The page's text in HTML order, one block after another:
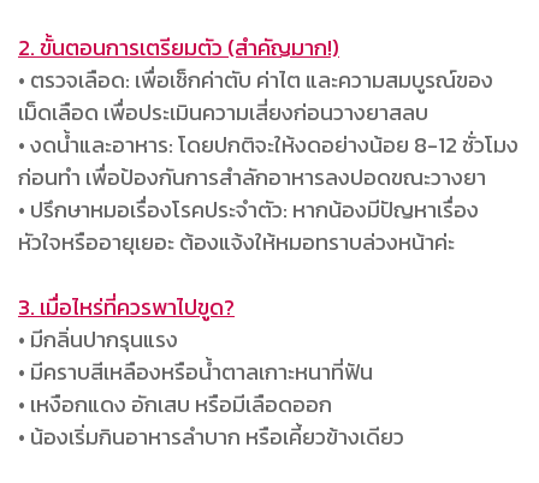
2. ขั้นตอนการเตรียมตัว (สำคัญมาก!)
• ตรวจเลือด: เพื่อเช็กค่าตับ ค่าไต และความสมบูรณ์ของ
เม็ดเลือด เพื่อประเมินความเสี่ยงก่อนวางยาสลบ
• งดน้ำและอาหาร: โดยปกติจะให้งดอย่างน้อย 8-12 ชั่วโมง
ก่อนทำ เพื่อป้องกันการสำลักอาหารลงปอดขณะวางยา
• ปรึกษาหมอเรื่องโรคประจำตัว: หากน้องมีปัญหาเรื่อง
หัวใจหรืออายุเยอะ ต้องแจ้งให้หมอทราบล่วงหน้าค่ะ
3. เมื่อไหร่ที่ควรพาไปขูด?
• มีกลิ่นปากรุนแรง
• มีคราบสีเหลืองหรือน้ำตาลเกาะหนาที่ฟัน
• เหงือกแดง อักเสบ หรือมีเลือดออก
• น้องเริ่มกินอาหารลำบาก หรือเคี้ยวข้างเดียว